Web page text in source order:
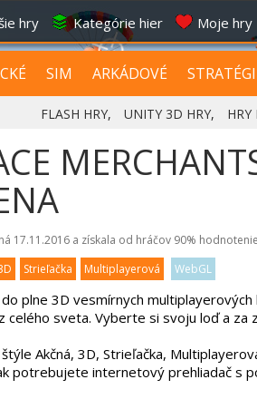
hry Kategórie hier Moje hry
SIM ARKÁDOVÉ
FLASH HRY, UNITY 3D HRY, HRY
17.11.2016 a získala od hráčov 90% hodnotenie
Strieľačka Multiplayerová WebGL
plne 3D vesmírnych
celého sveta. Vyberte si svoju loď a za
Akčná, 3D, Strieľačka,
potrebujete internetový prehliadač s